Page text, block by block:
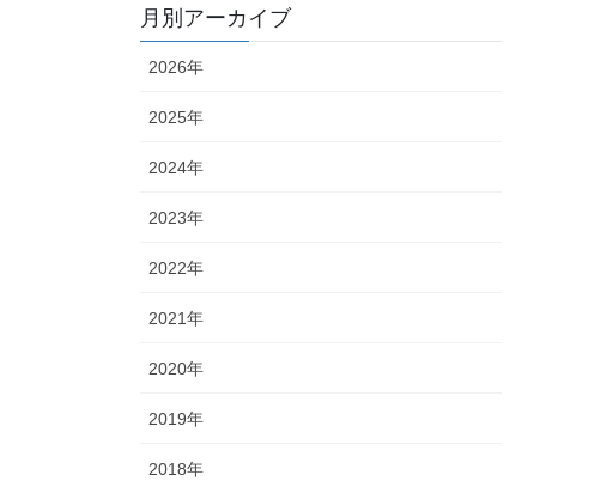
月別アーカイブ
2026年
2025年
2024年
2023年
2022年
2021年
2020年
2019年
2018年